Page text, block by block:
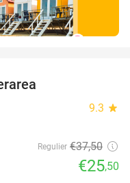
9.3 star
Regulier €37,50
€25,50